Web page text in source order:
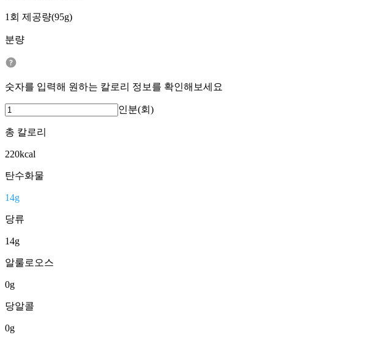
1회 제공량(95g)
분량
숫자를 입력해 원하는 칼로리 정보를 확인해보세요
인분(회)
총 칼로리
220kcal
탄수화물
14g
당류
14g
알룰로오스
0g
당알콜
0g